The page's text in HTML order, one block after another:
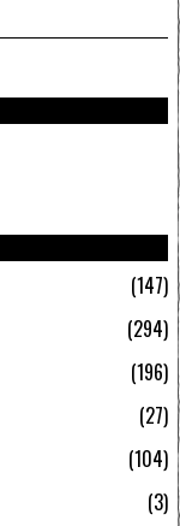
147
294
196
27
104
3